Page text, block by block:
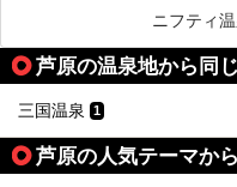
こだわりを持
ススメ温泉・銭
ニフティ
芦原の温泉地から同
三国温泉 1
芦原の人気テーマか